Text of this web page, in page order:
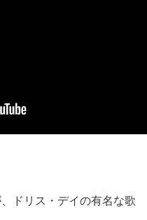
ドリス・デイの有名な歌